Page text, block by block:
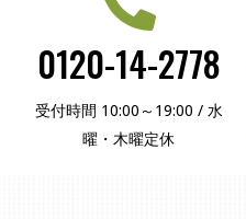
0120-14-2778
受付時間 10:00～19:00 / 水
曜・木曜定休